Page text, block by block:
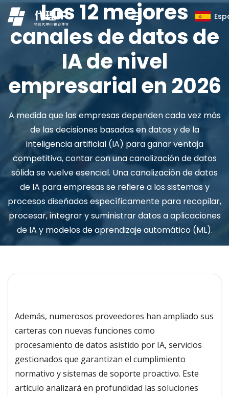
Los 12 mejores
canales de datos de
IA de nivel
empresarial en 2026
A medida que las empresas dependen cada vez más
de las decisiones basadas en datos y de la
inteligencia artificial (IA) para ganar ventaja
competitiva, contar con una canalización de datos
sólida se vuelve esencial. Una canalización de datos
de IA para empresas se refiere a los sistemas y
procesos diseñados específicamente para recopilar,
procesar, integrar y suministrar datos a aplicaciones
de IA y modelos de aprendizaje automático (ML).
Además, numerosos proveedores han ampliado sus
carteras con nuevas funciones como
procesamiento de datos asistido por IA, servicios
gestionados que garantizan el cumplimiento
normativo y sistemas de soporte proactivo. Este
artículo analizará en profundidad las soluciones